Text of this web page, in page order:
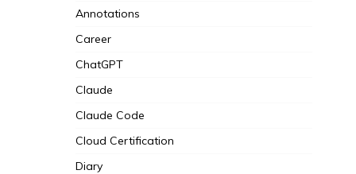
Annotations
Career
ChatGPT
Claude
Claude Code
Cloud Certification
Diary